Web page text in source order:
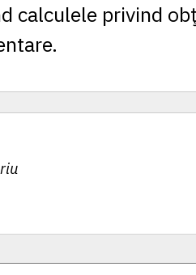
calculele privind